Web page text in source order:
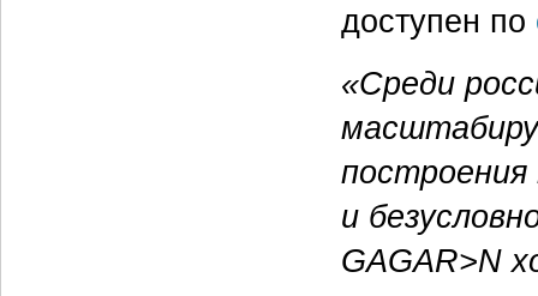
доступен по
«Среди
построения
и
GAGAR>N